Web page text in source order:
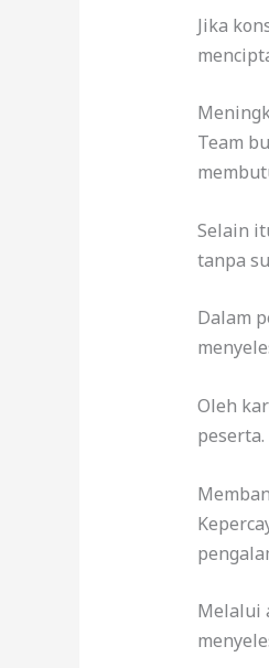
Jika
Team
Selain
tanpa
Dalam
Oleh
peserta.
Melalui